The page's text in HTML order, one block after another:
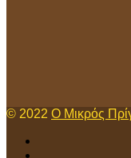
© 2022 Ο Μικρός